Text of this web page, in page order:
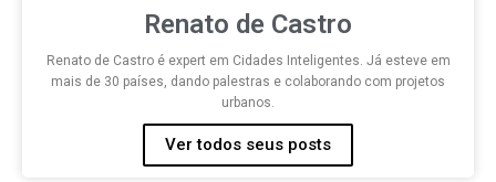
Renato de Castro
Renato de Castro é expert em Cidades Inteligentes. Já esteve em
mais de 30 países, dando palestras e colaborando com projetos
urbanos. ​
Ver todos seus posts